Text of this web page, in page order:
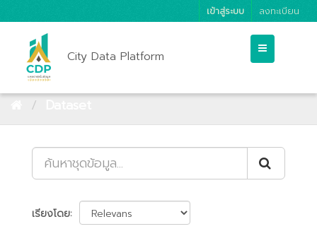
เข้าสู่ระบบ ลงทะเบียน
City Data Platform
เรียงโดย